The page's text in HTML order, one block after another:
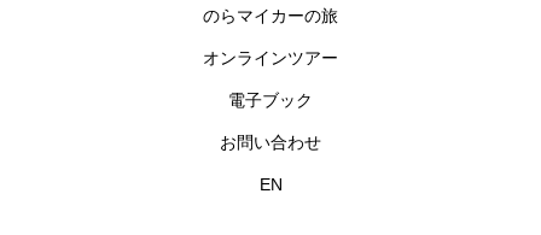
のらマイカーの旅
オンラインツアー
電子ブック
お問い合わせ
EN